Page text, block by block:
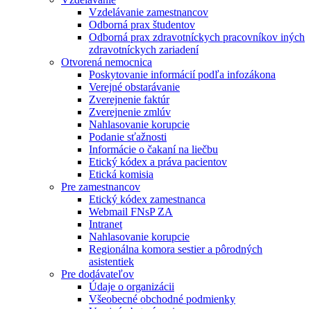
Vzdelávanie zamestnancov
Odborná prax študentov
Odborná prax zdravotníckych pracovníkov iných
zdravotníckych zariadení
Otvorená nemocnica
Poskytovanie informácií podľa infozákona
Verejné obstarávanie
Zverejnenie faktúr
Zverejnenie zmlúv
Nahlasovanie korupcie
Podanie sťažnosti
Informácie o čakaní na liečbu
Etický kódex a práva pacientov
Etická komisia
Pre zamestnancov
Etický kódex zamestnanca
Webmail FNsP ZA
Intranet
Nahlasovanie korupcie
Regionálna komora sestier a pôrodných
asistentiek
Pre dodávateľov
Údaje o organizácii
Všeobecné obchodné podmienky